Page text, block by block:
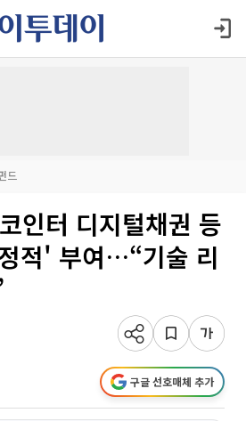
드
인터 디지털채권 등
적' 부여…“기술 리
구글 선호매체 추가